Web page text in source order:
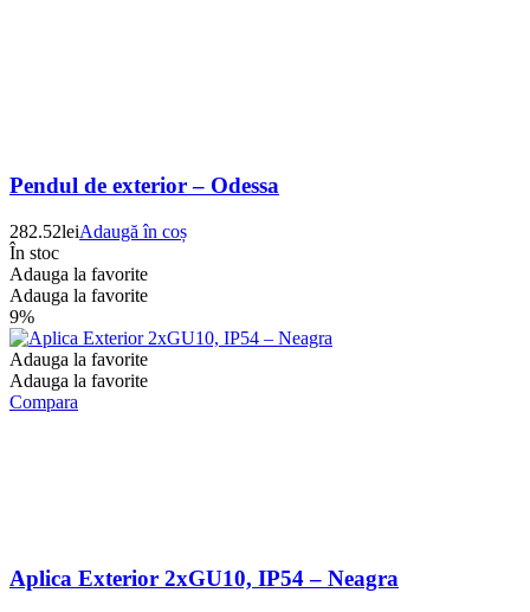
Pendul de exterior – Odessa
282.52leiAdaugă în coș
În stoc
Adauga la favorite
Adauga la favorite
9%
Adauga la favorite
Adauga la favorite
Compara
Aplica Exterior 2xGU10, IP54 – Neagra